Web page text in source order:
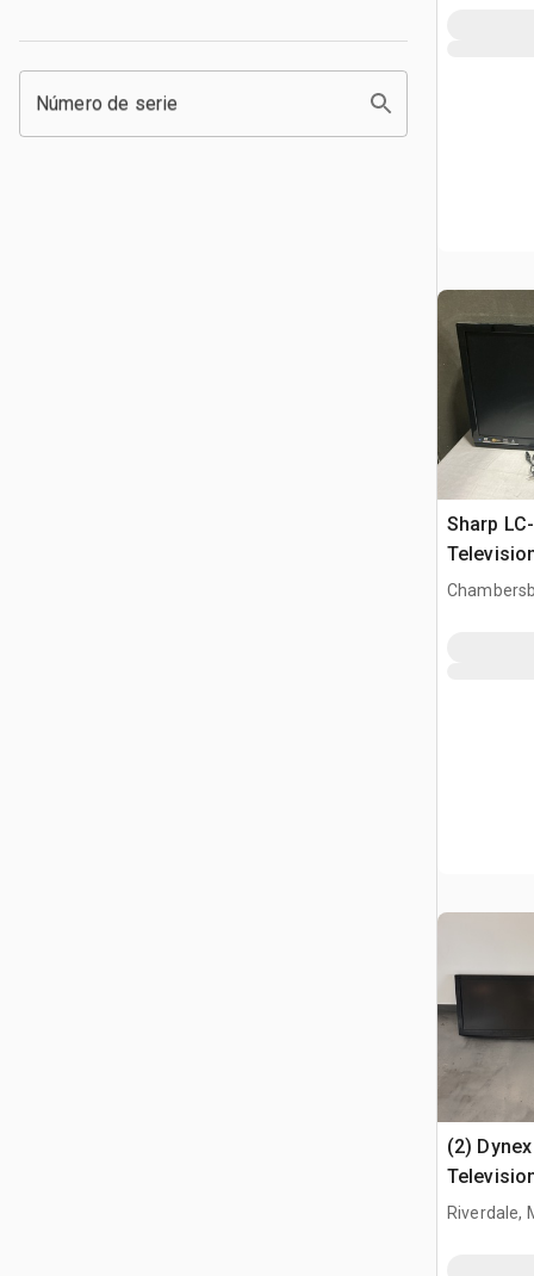
Número de serie
Sharp
(2)
Riverdale,